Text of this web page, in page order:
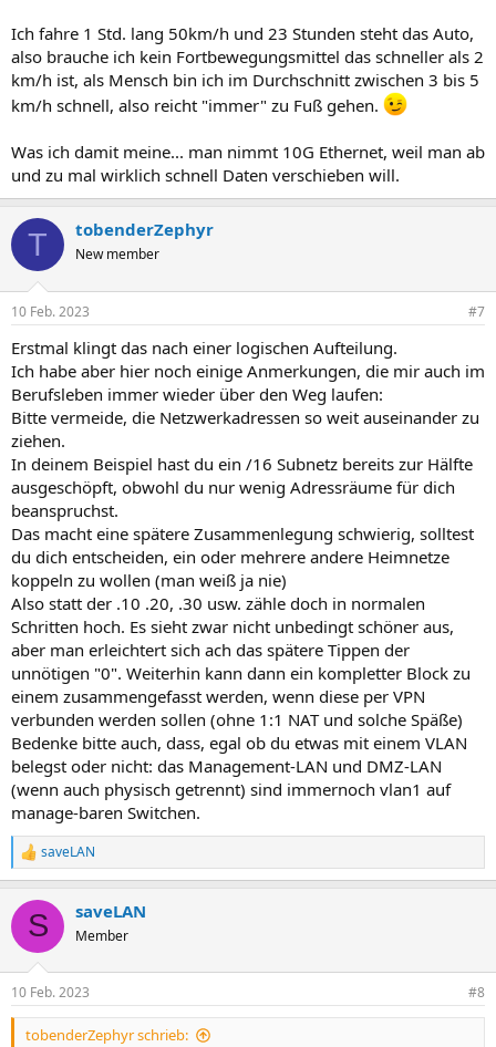
Ich fahre 1 Std. lang 50km/h und 23 Stunden steht das Auto,
also brauche ich kein Fortbewegungsmittel das schneller als 2
km/h ist, als Mensch bin ich im Durchschnitt zwischen 3 bis 5
km/h schnell, also reicht "immer" zu Fuß gehen.
Was ich damit meine... man nimmt 10G Ethernet, weil man ab
und zu mal wirklich schnell Daten verschieben will.
T tobenderZephyr
New member
10 Feb. 2023 #7
Erstmal klingt das nach einer logischen Aufteilung.
Ich habe aber hier noch einige Anmerkungen, die mir auch im
Berufsleben immer wieder über den Weg laufen:
Bitte vermeide, die Netzwerkadressen so weit auseinander zu
ziehen.
In deinem Beispiel hast du ein /16 Subnetz bereits zur Hälfte
ausgeschöpft, obwohl du nur wenig Adressräume für dich
beanspruchst.
Das macht eine spätere Zusammenlegung schwierig, solltest
du dich entscheiden, ein oder mehrere andere Heimnetze
koppeln zu wollen (man weiß ja nie)
Also statt der .10 .20, .30 usw. zähle doch in normalen
Schritten hoch. Es sieht zwar nicht unbedingt schöner aus,
aber man erleichtert sich ach das spätere Tippen der
unnötigen "0". Weiterhin kann dann ein kompletter Block zu
einem zusammengefasst werden, wenn diese per VPN
verbunden werden sollen (ohne 1:1 NAT und solche Späße)
Bedenke bitte auch, dass, egal ob du etwas mit einem VLAN
belegst oder nicht: das Management-LAN und DMZ-LAN
(wenn auch physisch getrennt) sind immernoch vlan1 auf
manage-baren Switchen.
R
e
k
i
e
n
saveLAN
S saveLAN
Member
10 Feb. 2023 #8
tobenderZephyr schrieb: